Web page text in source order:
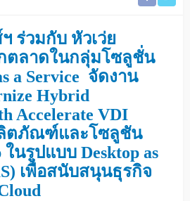
ร่วมกับ หัวเว่ย
ตลาดในกลุ่มโซลูชั่น
a Service จัดงาน
Hybrid
Accelerate VDI
ตภัณฑ์และโซลูชัน
ในรูปแบบ Desktop as
เพื่อสนับสนุนธุรกิจ